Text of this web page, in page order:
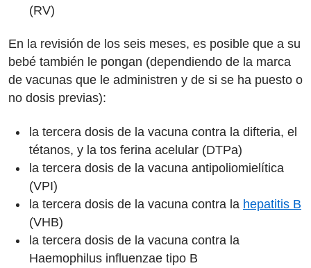
(RV)
En la revisión de los seis meses, es posible que a su
bebé también le pongan (dependiendo de la marca
de vacunas que le administren y de si se ha puesto o
no dosis previas):
la tercera dosis de la vacuna contra la difteria, el
tétanos, y la tos ferina acelular (DTPa)
la tercera dosis de la vacuna antipoliomielítica
(VPI)
la tercera dosis de la vacuna contra la hepatitis B
(VHB)
la tercera dosis de la vacuna contra la
Haemophilus influenzae tipo B